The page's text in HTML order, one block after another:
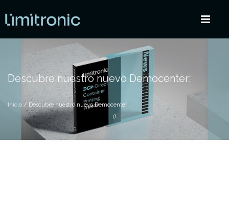
Descubre nuestro nuevo Democenter:
Inicio / Descubre nuestro nuevo Democenter: